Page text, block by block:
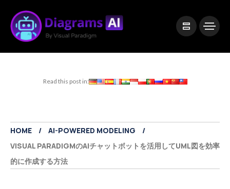
Read this post in:
HOME
AI-POWERED MODELING
VISUAL PARADIGMのAIチャットボットを活用してUML図を効率
的に作成する方法